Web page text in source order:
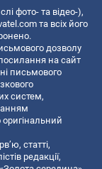
фото- та відео-),
та всіх його
дозволу
на сайт
письмового
систем,
статті,
редакції,